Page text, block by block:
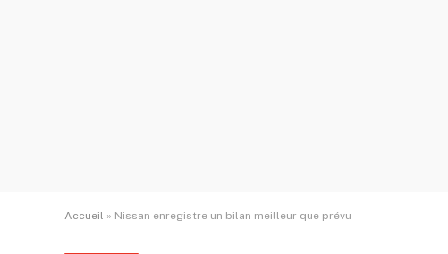
Accueil » Nissan enregistre un bilan meilleur que prévu